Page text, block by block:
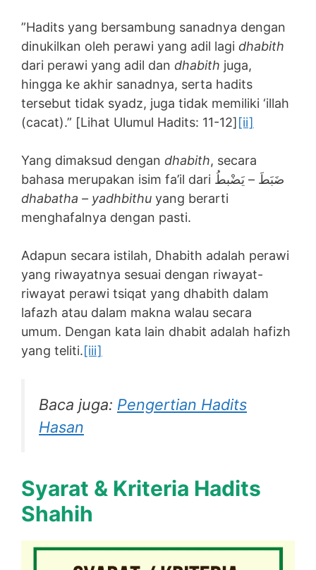
”Hadits yang bersambung sanadnya dengan
dinukilkan oleh perawi yang adil lagi dhabith
dari perawi yang adil dan dhabith juga,
hingga ke akhir sanadnya, serta hadits
tersebut tidak syadz, juga tidak memiliki ‘illah
(cacat).” [Lihat Ulumul Hadits: 11-12] [ii]
Yang dimaksud dengan dhabith, secara
bahasa merupakan isim fa’il dari ضَبَطَ – يَضْبطُ
dhabatha – yadhbithu yang berarti
menghafalnya dengan pasti.
Adapun secara istilah, Dhabith adalah perawi
yang riwayatnya sesuai dengan riwayat-
riwayat perawi tsiqat yang dhabith dalam
lafazh atau dalam makna walau secara
umum. Dengan kata lain dhabit adalah hafizh
yang teliti.[iii]
Baca juga: Pengertian Hadits
Hasan
Syarat & Kriteria Hadits
Shahih